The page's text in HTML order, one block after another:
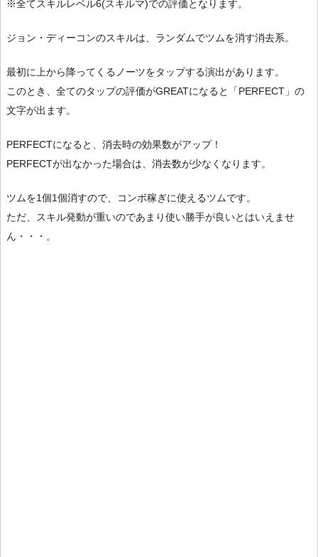
※全てスキルレベル6(スキルマ)での評価となります。
ジョン・ディーコンのスキルは、ランダムでツムを消す消去系。
最初に上から降ってくるノーツをタップする演出があります。
このとき、全てのタップの評価がGREATになると「PERFECT」の
文字が出ます。
PERFECTになると、消去時の効果数がアップ！
PERFECTが出なかった場合は、消去数が少なくなります。
ツムを1個1個消すので、コンボ稼ぎに使えるツムです。
ただ、スキル発動が重いのであまり使い勝手が良いとはいえませ
ん・・・。